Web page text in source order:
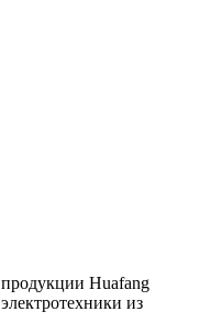
Huafang
из